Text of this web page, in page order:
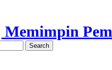
Search